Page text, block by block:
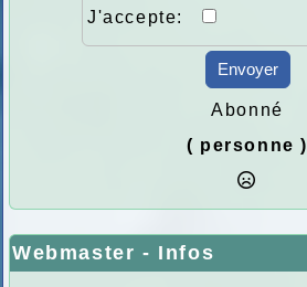
J'accepte:
Envoyer
Abonné
( personne )
Webmaster - Infos